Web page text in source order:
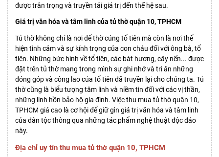
được trân trọng và truyền tải giá trị đến thế hệ sau.
Giá trị văn hóa và tâm linh của tủ thờ quận 10, TPHCM
Tủ thờ không chỉ là nơi để thờ cúng tổ tiên mà còn là nơi thể
hiện tình cảm và sự kính trọng của con cháu đối với ông bà, tổ
tiên. Những bức hình về tổ tiên, các bát hương, cây nến... được
đặt trên tủ thờ mang trong mình sự ghi nhớ và tri ân những
đóng góp và công lao của tổ tiên đã truyền lại cho chúng ta. Tủ
thờ cũng là biểu tượng tâm linh và niềm tin đối với các vị thần,
những linh hồn bảo hộ gia đình. Việc thu mua tủ thờ quận 10,
TPHCM giá cao là cơ hội để giữ gìn giá trị văn hóa và tâm linh
của dân tộc thông qua những tác phẩm nghệ thuật độc đáo
này.
Địa chỉ uy tín thu mua tủ thờ quận 10, TPHCM